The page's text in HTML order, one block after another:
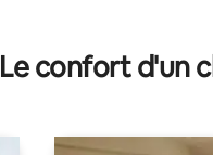
Le confort d'un